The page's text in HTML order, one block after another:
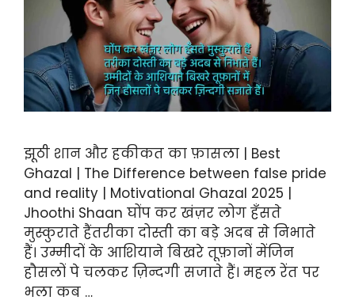
झूठी शान और हकीकत का फ़ासला | Best
Ghazal | The Difference between false pride
and reality | Motivational Ghazal 2025 |
Jhoothi Shaan घोंप कर खंज़र लोग हँसते
मुस्कुराते हैंतरीका दोस्ती का बड़े अदब से निभाते
हैं। उम्मीदों के आशियाने बिखरे तूफ़ानों मेंजिन
हौसलों पे चलकर ज़िन्दगी सजाते हैं। महल रेंत पर
भला कब …